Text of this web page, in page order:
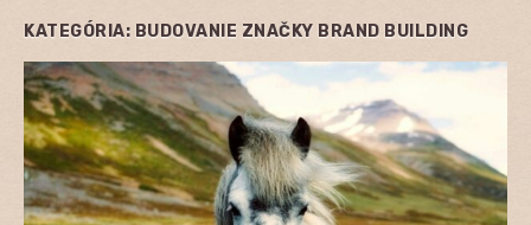
KATEGÓRIA: BUDOVANIE ZNAČKY BRAND BUILDING